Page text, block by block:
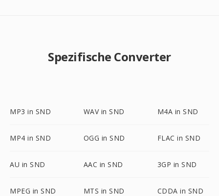
Spezifische Converter
MP3 in SND WAV in SND M4A in SND
MP4 in SND OGG in SND FLAC in SND
AU in SND AAC in SND 3GP in SND
MPEG in SND MTS in SND CDDA in SND